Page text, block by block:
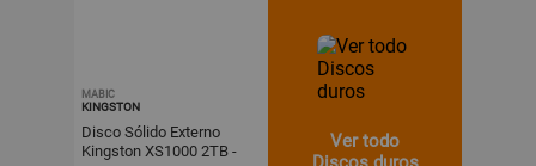
MABIC
KINGSTON
Disco Sólido Externo
Kingston XS1000 2TB -
Ver todo